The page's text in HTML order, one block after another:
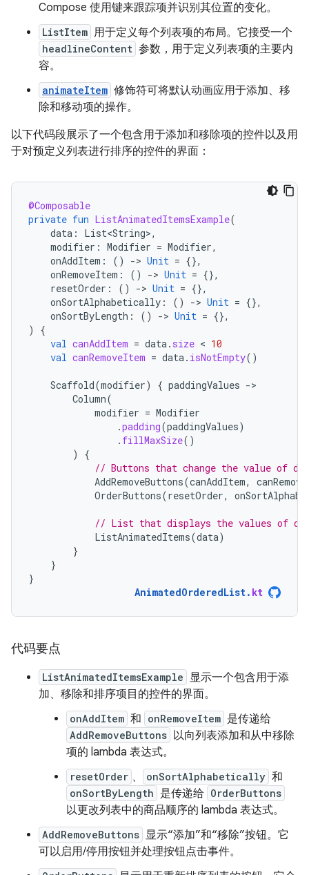
Compose 使用键来跟踪项并识别其位置的变化。
ListItem 用于定义每个列表项的布局。它接受一个
headlineContent 参数，用于定义列表项的主要内
容。
animateItem 修饰符可将默认动画应用于添加、移
除和移动项的操作。
以下代码段展示了一个包含用于添加和移除项的控件以及用
于对预定义列表进行排序的控件的界面：
@Composable
private fun ListAnimatedItemsExample(
data : List<String>,
modifier : Modifier = Modifier,
onAddItem : () -> Unit = {},
onRemoveItem : () -> Unit = {},
resetOrder : () -> Unit = {},
onSortAlphabetically : () -> Unit = {},
onSortByLength : () -> Unit = {},
)
{
val canAddItem = data. size < 10
val canRemoveItem = data. isNotEmpty()
Scaffold(modifier) { paddingValues -
Column(
modifier = Modifier
.padding(paddingValues)
. fillMaxSize()
)
{
// Buttons that change the value of
AddRemoveButtons(canAddItem,
OrderButtons(resetOrder,
// List that displays the values of
ListAnimatedItems(data)
}
}
}
AnimatedOrderedList. kt
代码要点
ListAnimatedItemsExample 显示一个包含用于添
加、移除和排序项目的控件的界面。
onAddItem 和 onRemoveItem 是传递给
AddRemoveButtons 以向列表添加和从中移除
项的 lambda 表达式。
resetOrder 、 onSortAlphabetically 和
onSortByLength 是传递给 OrderButtons
以更改列表中的商品顺序的 lambda 表达式。
AddRemoveButtons 显示“添加”和“移除”按钮。它
可以启用/停用按钮并处理按钮点击事件。